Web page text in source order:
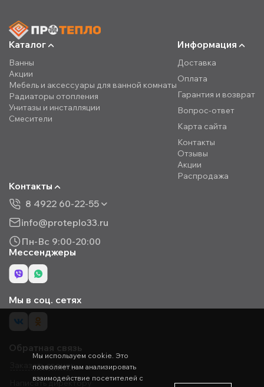
Каталог
Ванны
Акции
Мебель и аксессуары для ванной комнаты
Радиаторы отопления
Унитазы и инсталляции
Смесители
Информация
Доставка
Оплата
Гарантия и возврат
Вопрос-ответ
Карта сайта
Контакты
Отзывы
Акции
Распродажа
Контакты
8 4922 60-22-55
info@proteplo33.ru
Пн-Вс 9:00-20:00
Мессенджеры
Мы в соц. сетях
Обратная связь
Заказать звонок
Написать директору
Мы используем cookie. Это
позволяет нам анализировать
взаимодействие посетителей с